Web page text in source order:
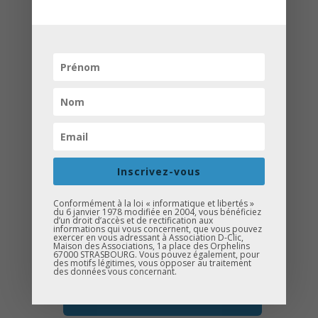
Samedi 11 avril 2015, un forum des
Marnésia en direction des élèves de
découvrir et rencontrer des
professionnels des branches suivantes :
santé/social ; éducation/enseignement ;
multimédia ; commerce ; BTP ;
Immobilier finance ; Droit ; Transports ;
Hôtellerie Restauration ; Ressources
Humaines.
Inscrivez-vous
Conformément à la loi « informatique et libertés »
du 6 janvier 1978 modifiée en 2004, vous bénéficiez
d’un droit d’accès et de rectification aux
informations qui vous concernent, que vous pouvez
exercer en vous adressant à Association D-Clic,
Maison des Associations, 1a place des Orphelins
67000 STRASBOURG. Vous pouvez également, pour
des motifs légitimes, vous opposer au traitement
des données vous concernant.